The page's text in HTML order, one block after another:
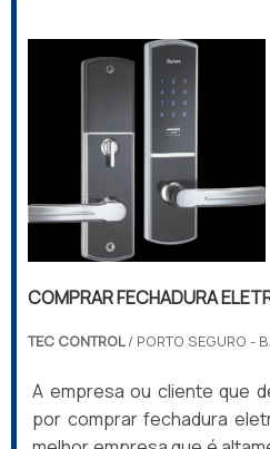
CONDOMÍNIOQuem
biométrica para
empresa que preza pela
com a Tec Control. A
escopo fechadur...
COMPRAR FECHADURA
TEC CONTROL/ PORTO SEGURO -
A empresa ou cliente que
por comprar fechadura